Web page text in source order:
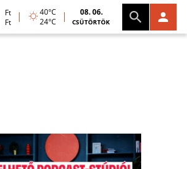
Ft
Ft
40°C
24°C
08. 06.
CSÜTÖRTÖK